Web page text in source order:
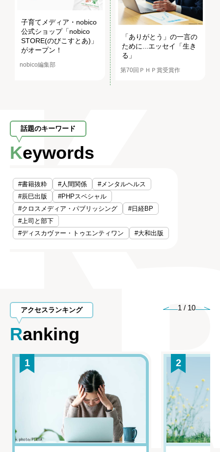
子育てメディア・nobico
公式ショップ「nobico
STORE(のびこすとあ)」
がオープン！
nobico編集部
「ありがとう」の一言の
ために...エッセイ「生き
る」
第70回ＰＨＰ賞受賞作
話題のキーワード
Keywords
#書籍抜粋 #人間関係
#メンタルヘルス
#辰巳出版
#PHPスペシャル
#クロスメディア・パブリッシング
#日経BP
#上司と部下
#ディスカヴァー・トゥエンティワン
#大和出版
アクセスランキング
Ranking
1 / 10
1 2